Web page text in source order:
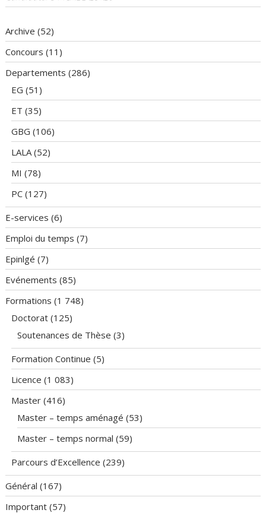
Archive (52)
Concours (11)
Departements (286)
EG (51)
ET (35)
GBG (106)
LALA (52)
MI (78)
PC (127)
E-services (6)
Emploi du temps (7)
Epinlgé (7)
Evénements (85)
Formations (1 748)
Doctorat (125)
Soutenances de Thèse (3)
Formation Continue (5)
Licence (1 083)
Master (416)
Master – temps aménagé (53)
Master – temps normal (59)
Parcours d’Excellence (239)
Général (167)
Important (57)